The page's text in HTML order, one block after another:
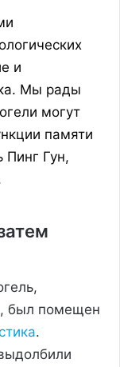
и
Мы рады
могут
памяти
Пинг Гун,
был помещен
.